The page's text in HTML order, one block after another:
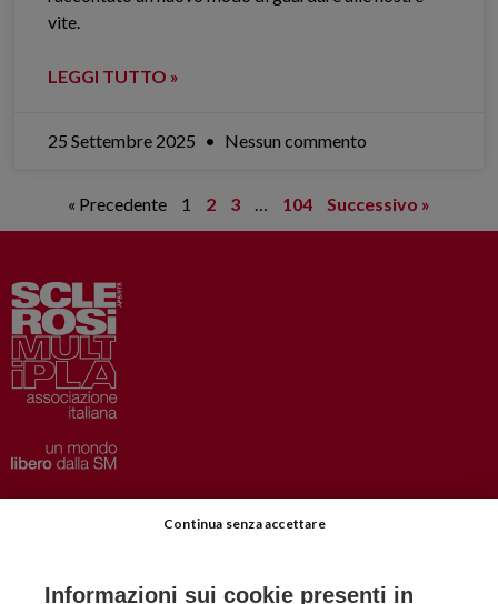
vite.
LEGGI TUTTO »
25 Settembre 2025 Nessun commento
« Precedente 1 2 3 104 Successivo »
Privacy–Disclaimer
Informazioni sui cookie presenti in
Continua senza accettare